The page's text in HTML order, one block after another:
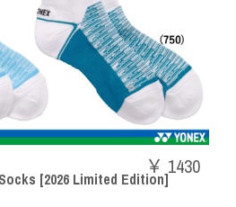
[2026 Limited Edition]
￥ 1430